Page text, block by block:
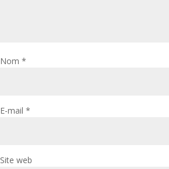
Nom *
E-mail *
Site web